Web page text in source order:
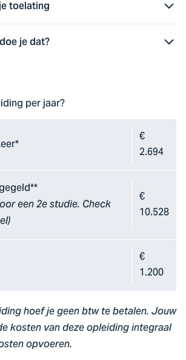
toelating
je dat?
per jaar?
€
2.694
een 2e studie. Check
€
10.528
€
1.200
hoef je geen btw te betalen. Jouw
kosten van deze opleiding integraal
opvoeren.